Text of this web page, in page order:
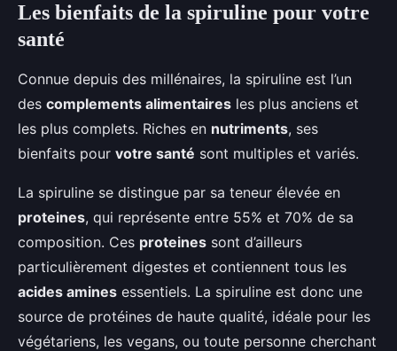
Les bienfaits de la spiruline pour votre
santé
Connue depuis des millénaires, la spiruline est l’un
des complements alimentaires les plus anciens et
les plus complets. Riches en nutriments, ses
bienfaits pour votre santé sont multiples et variés.
La spiruline se distingue par sa teneur élevée en
proteines, qui représente entre 55% et 70% de sa
composition. Ces proteines sont d’ailleurs
particulièrement digestes et contiennent tous les
acides amines essentiels. La spiruline est donc une
source de protéines de haute qualité, idéale pour les
végétariens, les vegans, ou toute personne cherchant